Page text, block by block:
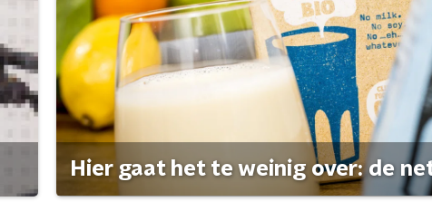
Hier gaat het te weinig over: de